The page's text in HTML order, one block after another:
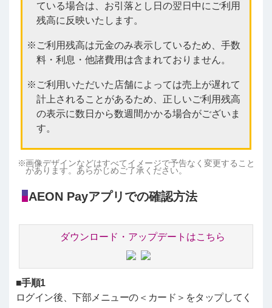
ている場合は、お引落とし日の翌日中にご利用
残高に反映いたします。
ご利用残高は元金のみ表示しているため、手数
料・利息・他諸費用は含まれておりません。
ご利用いただいた店舗によっては売上が遅れて
計上されることがあるため、正しいご利用残高
の表示に数日から数週間かかる場合がございま
す。
画像デザインなどはすべてイメージで予告なく変更すること
があります。あらかじめご了承ください。
AEON Payアプリでの確認方法
ダウンロード・アップデートはこちら
■手順1
ログイン後、下部メニューの＜カード＞をタップしてく